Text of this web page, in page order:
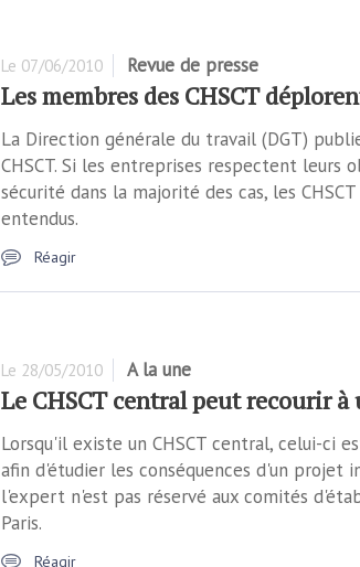
Le 07/06/2010 Revue de presse
Les membres des CHSCT
La Direction générale du travail (DGT)
CHSCT. Si les entreprises respectent leurs
sécurité dans la majorité des cas, les
entendus.
Réagir
Le 28/05/2010 A la une
Le CHSCT central peut recourir à
Lorsqu'il existe un CHSCT central, celui-ci
afin d'étudier les conséquences d'un projet
l'expert n'est pas réservé aux comités
Paris.
Réagir